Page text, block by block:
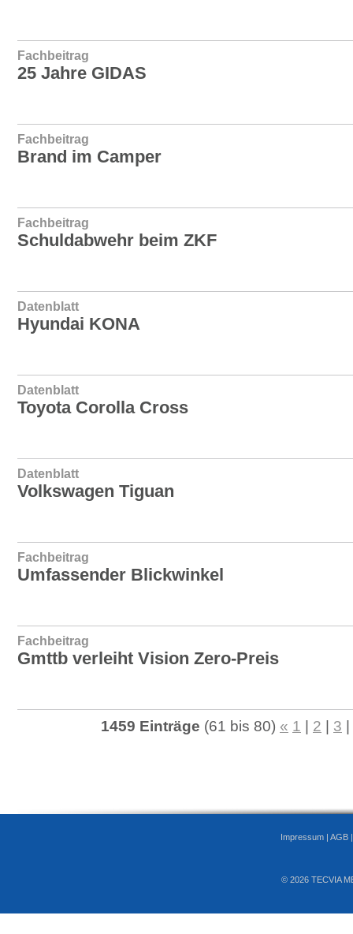
Fachbeitrag
25 Jahre GIDAS
Fachbeitrag
Brand im Camper
Fachbeitrag
Schuldabwehr beim ZKF
Datenblatt
Hyundai KONA
Datenblatt
Toyota Corolla Cross
Datenblatt
Volkswagen Tiguan
Fachbeitrag
Umfassender Blickwinkel
Fachbeitrag
Gmttb verleiht Vision Zero-Preis
1459 Einträge (61 bis 80) « 1 2 3
Impressum | AGB
© 2026 TECVIA